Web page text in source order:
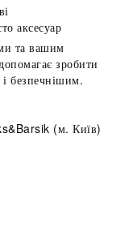
аксесуар
та вашим
зробити
безпечнішим.
(м. Київ)